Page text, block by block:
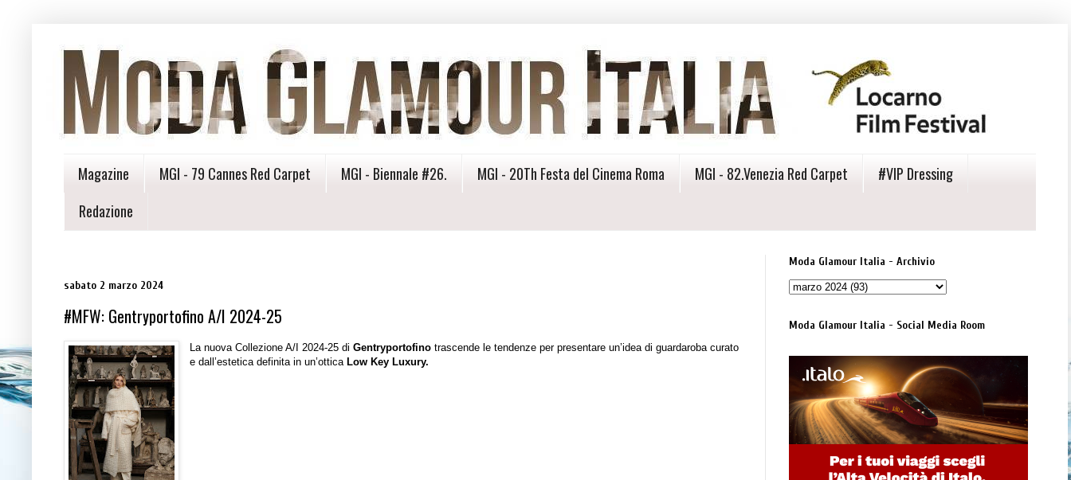
Magazine MGI - 79 Cannes Red Carpet MGI - Biennale #26. MGI - 20Th Festa del Cinema Roma MGI - 82.Venezia Red Carpet
#VIP Dressing
Redazione
sabato 2 marzo 2024
#MFW: Gentryportofino A/I 2024-25
La nuova Collezione A/I 2024-25 di Gentryportofino trascende le tendenze per presentare un’idea di guardaroba curato
e dall’estetica definita in un’ottica Low Key Luxury.
Moda Glamour Italia - Archivio
Moda Glamour Italia - Social Media Room